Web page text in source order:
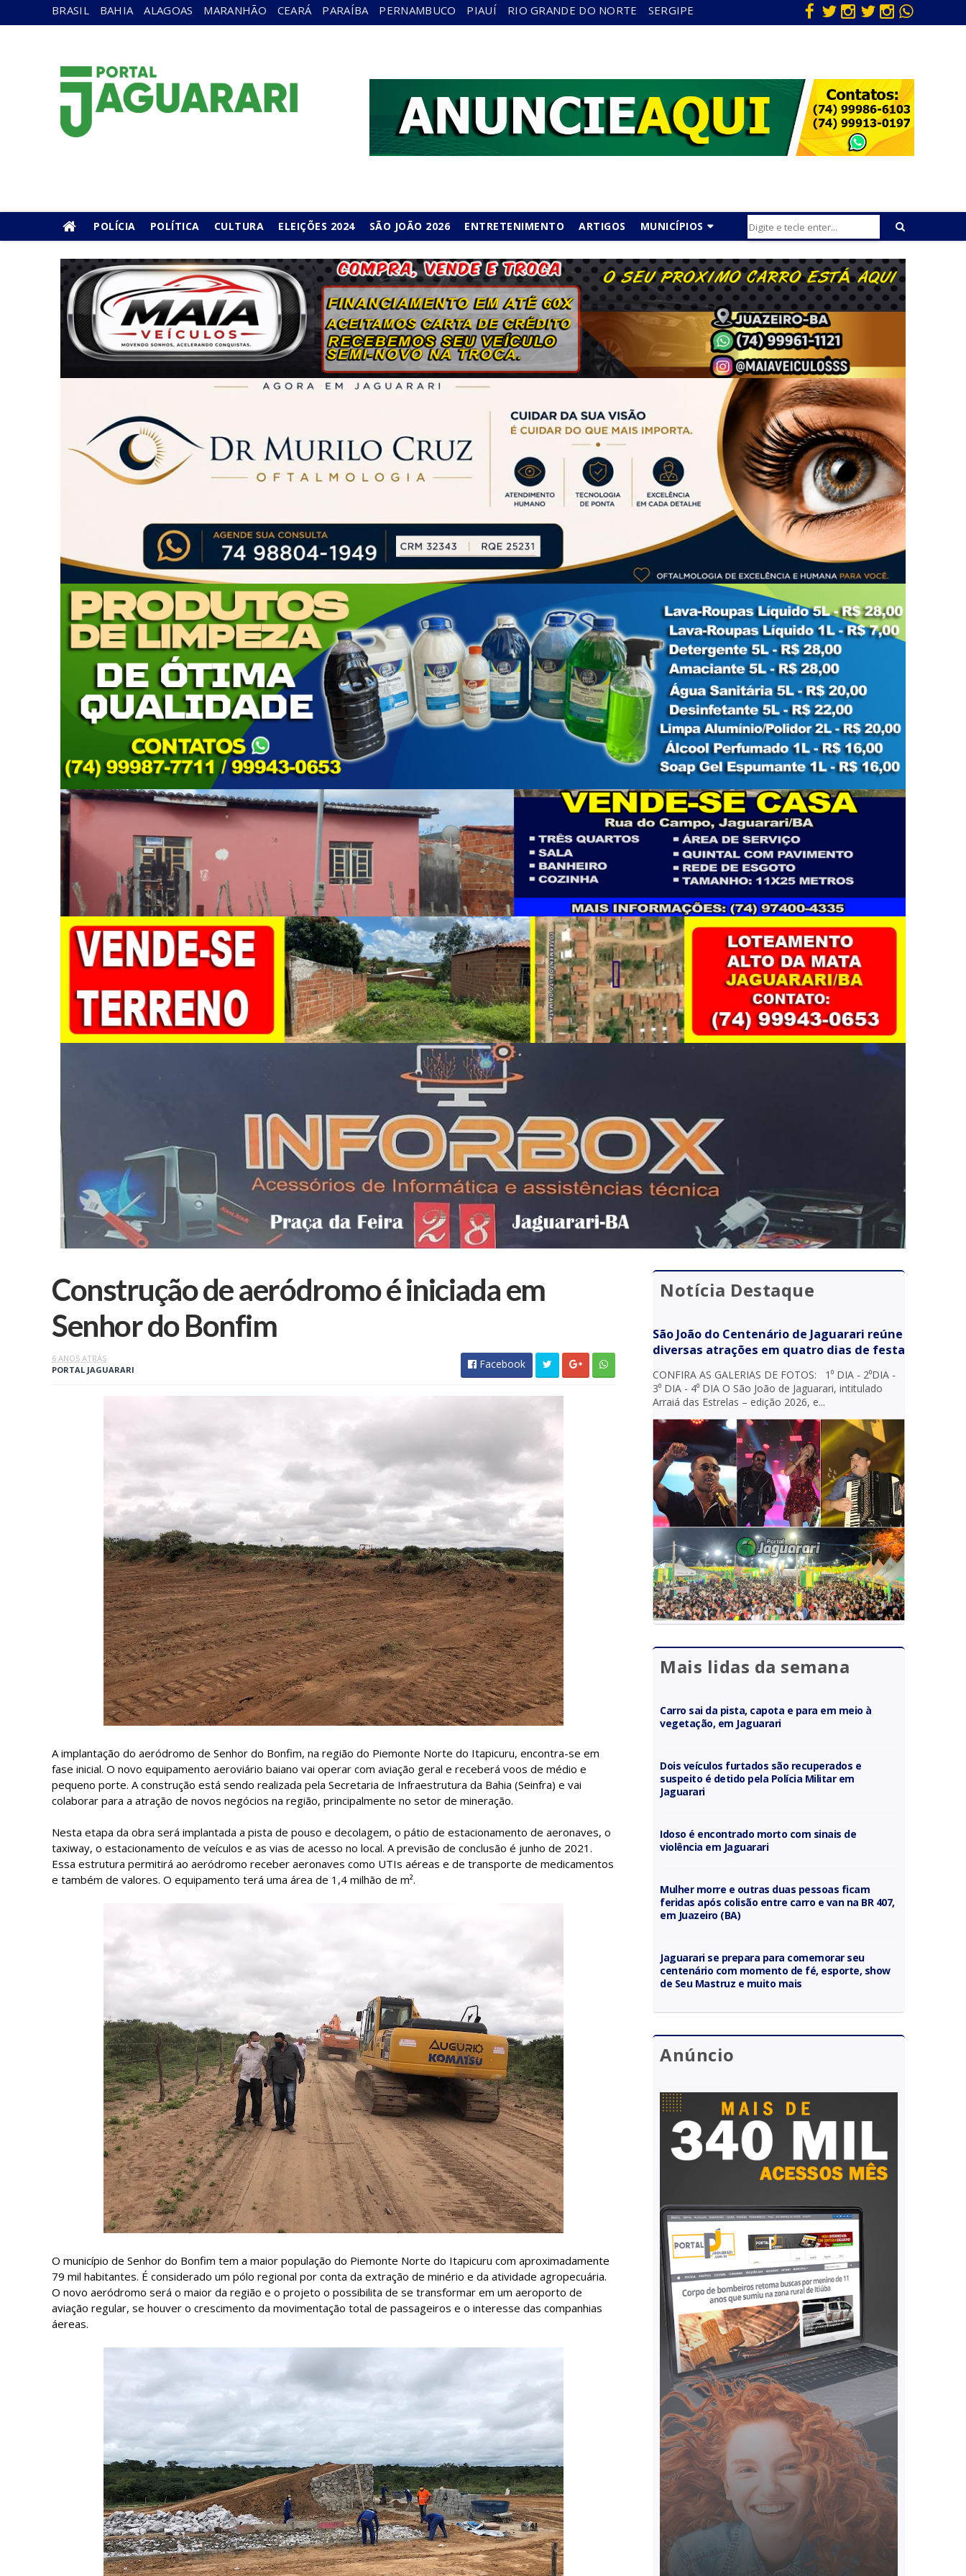
BRASIL BAHIA ALAGOAS MARANHÃO CEARÁ PARAÍBA PERNAMBUCO PIAUÍ RIO GRANDE DO NORTE SERGIPE
POLÍCIA POLÍTICA CULTURA ELEIÇÕES 2024 SÃO JOÃO 2026 ENTRETENIMENTO ARTIGOS MUNICÍPIOS
Construção de aeródromo é iniciada em
Senhor do Bonfim
6 ANOS ATRÁS
PORTAL JAGUARARI
Facebook
A implantação do aeródromo de Senhor do Bonfim, na região do Piemonte Norte do Itapicuru, encontra-se em
fase inicial. O novo equipamento aeroviário baiano vai operar com aviação geral e receberá voos de médio e
pequeno porte. A construção está sendo realizada pela Secretaria de Infraestrutura da Bahia (Seinfra) e vai
colaborar para a atração de novos negócios na região, principalmente no setor de mineração.
Nesta etapa da obra será implantada a pista de pouso e decolagem, o pátio de estacionamento de aeronaves, o
taxiway, o estacionamento de veículos e as vias de acesso no local. A previsão de conclusão é junho de 2021.
Essa estrutura permitirá ao aeródromo receber aeronaves como UTIs aéreas e de transporte de medicamentos
e também de valores. O equipamento terá uma área de 1,4 milhão de m².
O município de Senhor do Bonfim tem a maior população do Piemonte Norte do Itapicuru com aproximadamente
79 mil habitantes. É considerado um pólo regional por conta da extração de minério e da atividade agropecuária.
O novo aeródromo será o maior da região e o projeto o possibilita de se transformar em um aeroporto de
aviação regular, se houver o crescimento da movimentação total de passageiros e o interesse das companhias
áereas.
Notícia Destaque
São João do Centenário de Jaguarari reúne
diversas atrações em quatro dias de festa
CONFIRA AS GALERIAS DE FOTOS: 1⁰ DIA - 2⁰DIA -
3⁰ DIA - 4⁰ DIA O São João de Jaguarari, intitulado
Arraiá das Estrelas – edição 2026, e...
Mais lidas da semana
Carro sai da pista, capota e para em meio à
vegetação, em Jaguarari
Dois veículos furtados são recuperados e
suspeito é detido pela Polícia Militar em
Jaguarari
Idoso é encontrado morto com sinais de
violência em Jaguarari
Mulher morre e outras duas pessoas ficam
feridas após colisão entre carro e van na BR 407,
em Juazeiro (BA)
Jaguarari se prepara para comemorar seu
centenário com momento de fé, esporte, show
de Seu Mastruz e muito mais
Anúncio